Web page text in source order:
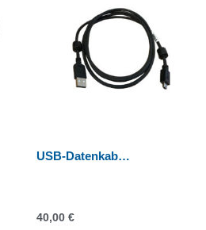
USB-Datenkabel MINI-B AUF A
40,00 €